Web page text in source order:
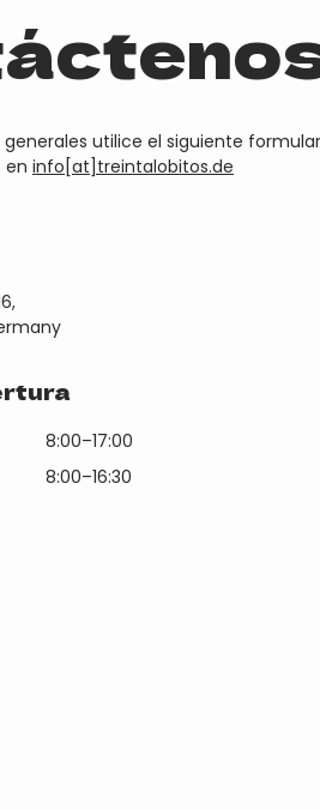
generales utilice el siguiente
en info[at]treintalobitos.de
8:00–17:00
8:00–16:30